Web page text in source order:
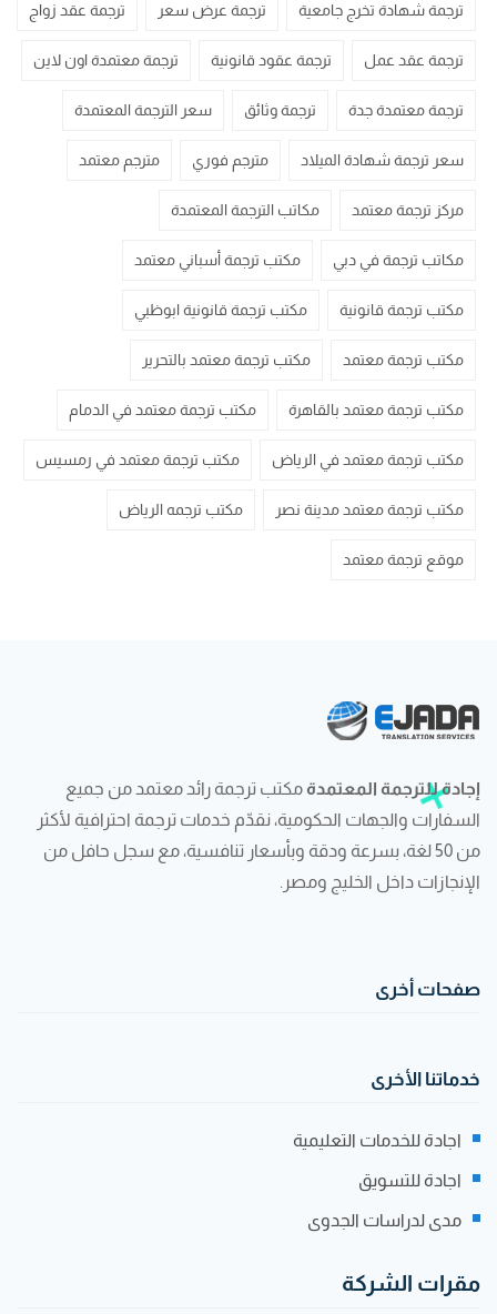
ترجمة شهادة تخرج جامعية ترجمة عرض سعر ترجمة عقد زواج
ترجمة عقد عمل ترجمة عقود قانونية ترجمة معتمدة اون لاين
ترجمة معتمدة جدة ترجمة وثائق سعر الترجمة المعتمدة
سعر ترجمة شهادة الميلاد مترجم فوري مترجم معتمد
مركز ترجمة معتمد مكاتب الترجمة المعتمدة
مكاتب ترجمة في دبي مكتب ترجمة أسباني معتمد
مكتب ترجمة قانونية مكتب ترجمة قانونية ابوظبي
مكتب ترجمة معتمد مكتب ترجمة معتمد بالتحرير
مكتب ترجمة معتمد بالقاهرة مكتب ترجمة معتمد في الدمام
مكتب ترجمة معتمد في الرياض مكتب ترجمة معتمد في رمسيس
مكتب ترجمة معتمد مدينة نصر مكتب ترجمه الرياض
موقع ترجمة معتمد
إجادة للترجمة المعتمدة مكتب ترجمة رائد معتمد من جميع
السفارات والجهات الحكومية، نقدّم خدمات ترجمة احترافية لأكثر
من 50 لغة، بسرعة ودقة وبأسعار تنافسية، مع سجل حافل من
الإنجازات داخل الخليج ومصر.
صفحات أخرى
خدماتنا الأخرى
اجادة للخدمات التعليمية
اجادة للتسويق
مدى لدراسات الجدوى
مقرات الشركة